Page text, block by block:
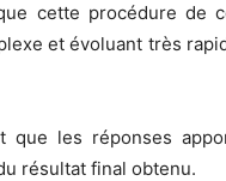
cette procédure de
et évoluant très
que les réponses
résultat final obtenu.